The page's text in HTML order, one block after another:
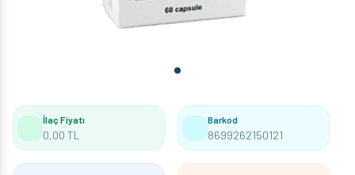
İlaç Fiyatı
0,00 TL
Barkod
8699262150121